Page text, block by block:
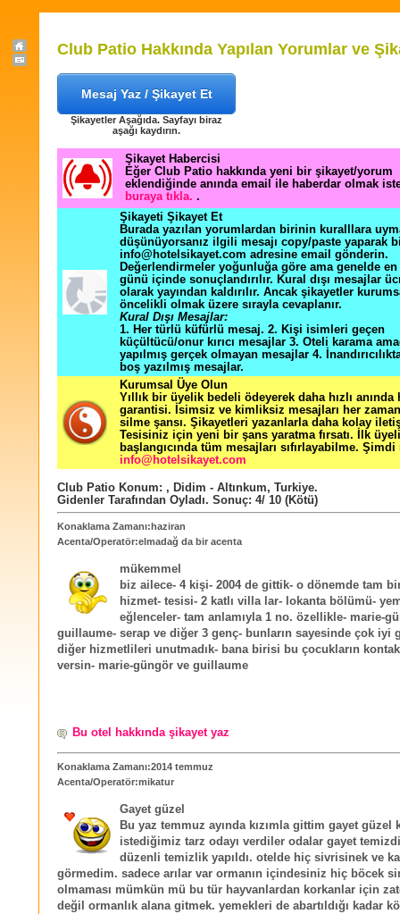
Club Patio Hakkında Yapılan Yorumlar ve
Mesaj Yaz / Şikayet Et
Şikayetler Aşağıda. Sayfayı biraz
aşağı kaydırın.
Şikayet Habercisi
Eğer Club Patio hakkında yeni bir şikayet/yorum
eklendiğinde anında email ile haberdar olmak
buraya tıkla. .
Şikayeti Şikayet Et
Burada yazılan yorumlardan birinin kuralllara
düşünüyorsanız ilgili mesajı copy/paste yaparak
info@hotelsikayet.com adresine email gönderin.
Değerlendirmeler yoğunluğa göre ama genelde
günü içinde sonuçlandırılır. Kural dışı mesajlar
olarak yayından kaldırılır. Ancak şikayetler
öncelikli olmak üzere sırayla cevaplanır.
Kural Dışı Mesajlar:
1. Her türlü küfürlü mesaj. 2. Kişi isimleri geçen
küçültücü/onur kırıcı mesajlar 3. Oteli karama
yapılmış gerçek olmayan mesajlar 4.
boş yazılmış mesajlar.
Kurumsal Üye Olun
Yıllık bir üyelik bedeli ödeyerek daha hızlı
garantisi. İsimsiz ve kimliksiz mesajları her zaman
silme şansı. Şikayetleri yazanlarla daha kolay
Tesisiniz için yeni bir şans yaratma fırsatı. İlk
başlangıcında tüm mesajları sıfırlayabilme. Şimdi
info@hotelsikayet.com
Club Patio Konum: , Didim - Altınkum, Turkiye.
Gidenler Tarafından Oyladı. Sonuç: 4/ 10 (Kötü)
Konaklama Zamanı:haziran
Acenta/Operatör:elmadağ da bir acenta
mükemmel
biz ailece- 4 kişi- 2004 de gittik- o dönemde tam
hizmet- tesisi- 2 katlı villa lar- lokanta bölümü-
eğlenceler- tam anlamıyla 1 no. özellikle- marie-
guillaume- serap ve diğer 3 genç- bunların sayesinde çok iyi
diğer hizmetlileri unutmadık- bana birisi bu çocukların
versin- marie-güngör ve guillaume
Bu otel hakkında şikayet yaz
Konaklama Zamanı:2014 temmuz
Acenta/Operatör:mikatur
Gayet güzel
Bu yaz temmuz ayında kızımla gittim gayet güzel
istediğimiz tarz odayı verdiler odalar gayet
düzenli temizlik yapıldı. otelde hiç sivrisinek ve
görmedim. sadece arılar var ormanın içindesiniz hiç böcek
olmaması mümkün mü bu tür hayvanlardan korkanlar için
değil ormanlık alana gitmek. yemekleri de abartıldığı kadar